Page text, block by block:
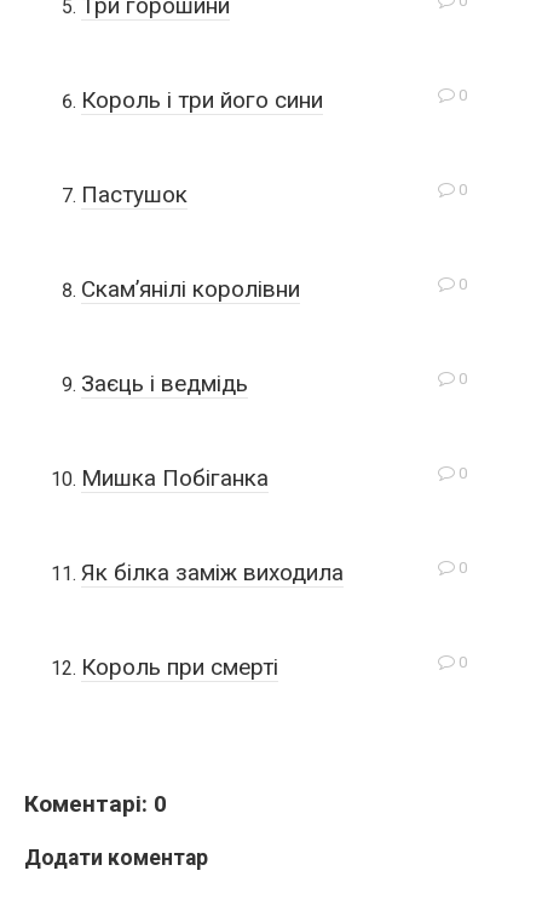
0
Король і три його сини
0
Пастушок
0
Скам’янілі королівни
0
Заєць і ведмідь
0
Мишка Побіганка
0
Як білка заміж виходила
0
Король при смерті
Коментарі: 0
Додати коментар